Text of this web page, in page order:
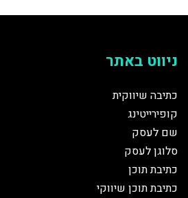
ניווט באתר
כתיבה שיווקית
קופירייטינג
שם לעסק
סלוגן לעסק
כתיבת תוכן
כתיבת תוכן שיווקי